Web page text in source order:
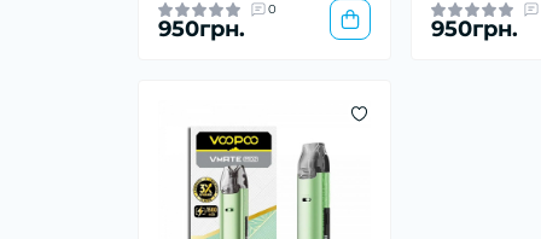
0
950грн. 950грн.